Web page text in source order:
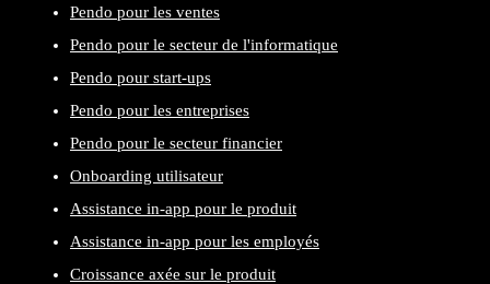
Pendo pour les ventes
Pendo pour le secteur de l'informatique
Pendo pour start-ups
Pendo pour les entreprises
Pendo pour le secteur financier
Onboarding utilisateur
Assistance in-app pour le produit
Assistance in-app pour les employés
Croissance axée sur le produit